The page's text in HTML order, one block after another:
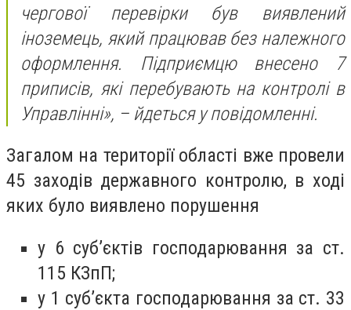
чергової перевірки був виявлений
іноземець, який працював без належного
оформлення. Підприємцю внесено 7
приписів, які перебувають на контролі в
Управлінні», – йдеться у повідомленні.
Загалом на території області вже провели
45 заходів державного контролю, в ході
яких було виявлено порушення
у 6 суб’єктів господарювання за ст.
115 КЗпП;
у 1 суб’єкта господарювання за ст. 33